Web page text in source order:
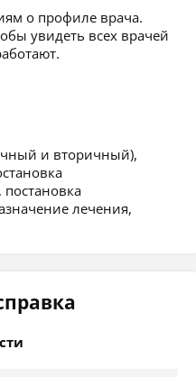
о профиле врача.
увидеть всех врачей
и вторичный),
постановка
лечения,